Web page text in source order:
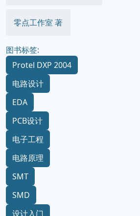
零点工作室 著
图书标签:
Protel DXP 2004
电路设计
EDA
PCB设计
电子工程
电路原理
SMT
SMD
设计入门